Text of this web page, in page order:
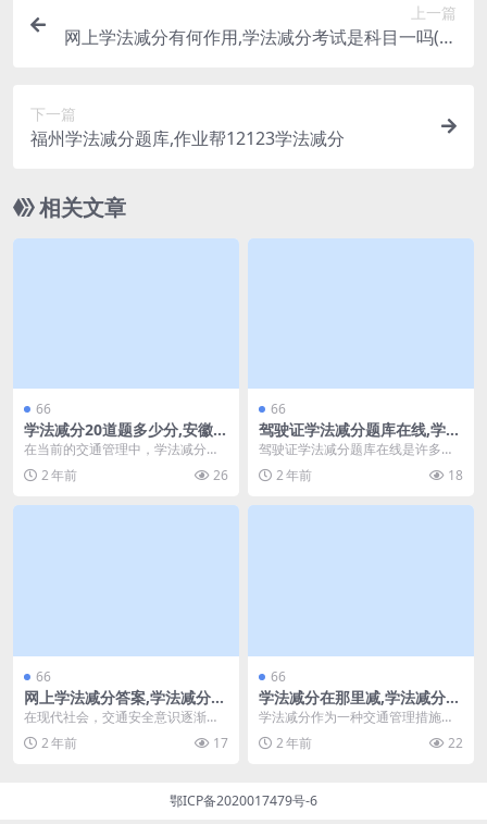
上一篇
网上学法减分有何作用,学法减分考试是科目一吗(学
下一篇
福州学法减分题库,作业帮12123学法减分
相关文章
66
学法减分20道题多少分,安徽学
法减分一年能减多少分(学法减
分每年可以减多少)
在当前的交通管理中，学法减分作
为一种重要的政策，吸引了许多驾
驶员参与。本文将详细...
2 年前 26
66
驾驶证学法减分题库在线,学法
减分失败之后怎么办(驾驶证学
法减分神器)
驾驶证学法减分题库在线是许多司
机朋友在获取或更新驾驶证过程中
常用的工具。然而，有...
2 年前 18
66
网上学法减分答案,学法减分
辅助器(网上学法减分可以申请
几次)
在现代社会，交通安全意识逐渐增
强，为了提高驾驶员的法规意识和
安全驾驶技能，各地推...
2 年前 17
66
学法减分在那里减,学法减分学
好还要审验吗(学法减分真麻
烦)
学法减分作为一种交通管理措施，
旨在通过学习交通法规来降低驾驶
人的违章积分。随着交...
2 年前 22
鄂ICP备2020017479号-6